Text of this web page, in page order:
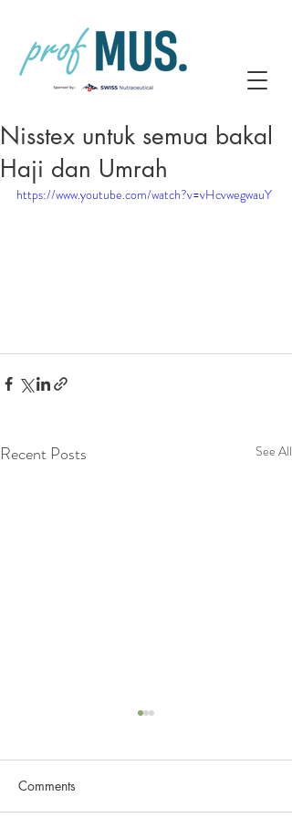
Nisstex untuk semua bakal
Haji dan Umrah
https://www.youtube.com/watch?v=vHcvwegwauY
Recent Posts See All
Comments